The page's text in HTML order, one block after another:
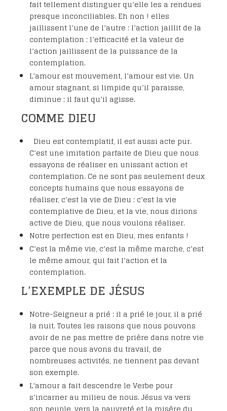
fait tellement distinguer qu’elle les a rendues
presque inconciliables. Eh non ! elles
jaillissent l’une de l’autre : l’action jaillit de la
contemplation ; l’efficacité et la valeur de
l’action jaillissent de la puissance de la
contemplation.
L’amour est mouvement, l’amour est vie. Un
amour stagnant, si limpide qu’il paraisse,
diminue : il faut qu’il agisse.
COMME DIEU
Dieu est contemplatif, il est aussi acte pur.
C’est une imitation parfaite de Dieu que nous
essayons de réaliser en unissant action et
contemplation. Ce ne sont pas seulement deux
concepts humains que nous essayons de
réaliser, c’est la vie de Dieu : c’est la vie
contemplative de Dieu, et la vie, nous dirions
active de Dieu, que nous voulons réaliser.
Notre perfection est en Dieu, mes enfants !
C’est la même vie, c’est la même marche, c’est
le même amour, qui fait l’action et la
contemplation.
L’EXEMPLE DE JÉSUS
Notre-Seigneur a prié : il a prié le jour, il a prié
la nuit. Toutes les raisons que nous pouvons
avoir de ne pas mettre de prière dans notre vie
parce que nous avons du travail, de
nombreuses activités, ne tiennent pas devant
son exemple.
L’amour a fait descendre le Verbe pour
s’incarner au milieu de nous. Jésus va vers